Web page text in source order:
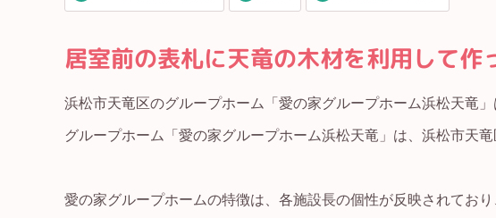
居室前の表札に天竜の木材を利用して作
浜松市天竜区のグループホーム「愛の家グループホーム浜松天竜
グループホーム「愛の家グループホーム浜松天竜」は、浜松市天
愛の家グループホームの特徴は、各施設長の個性が反映されてお